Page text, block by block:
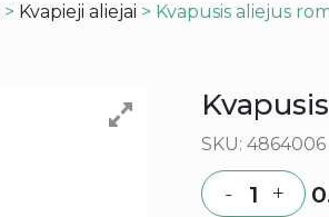
> Kvapieji aliejai > Kvapusis aliejus
SKU: 4864006
- +